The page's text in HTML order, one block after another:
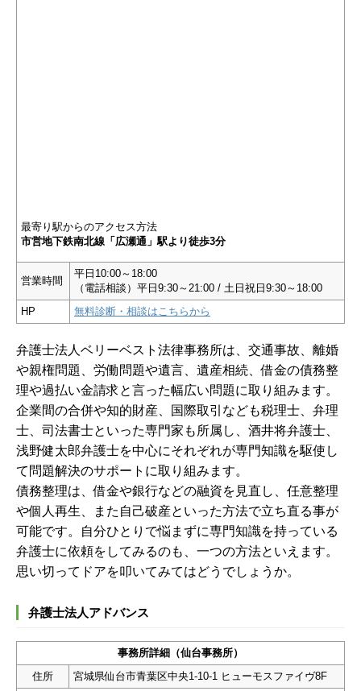
最寄り駅からのアクセス方法
市営地下鉄南北線「広瀬通」駅より徒歩3分
営業時間
平日10:00～18:00
（電話相談）平日9:30～21:00 / 土日祝日9:30～18:00
HP
無料診断・相談はこちらから
弁護士法人ベリーベスト法律事務所は、交通事故、離婚
や親権問題、労働問題や遺言、遺産相続、借金の債務整
理や過払い金請求と言った幅広い問題に取り組みます。
企業間の合併や知的財産、国際取引なども税理士、弁理
士、司法書士といった専門家も所属し、酒井将弁護士、
浅野健太郎弁護士を中心にそれぞれが専門知識を駆使し
て問題解決のサポートに取り組みます。
債務整理は、借金や銀行などの融資を見直し、任意整理
や個人再生、また自己破産といった方法で立ち直る事が
可能です。自分ひとりで悩まずに専門知識を持っている
弁護士に依頼をしてみるのも、一つの方法といえます。
思い切ってドアを叩いてみてはどうでしょうか。
弁護士法人アドバンス
事務所詳細（仙台事務所）
住所
宮城県仙台市青葉区中央1-10-1 ヒューモスファイヴ8F